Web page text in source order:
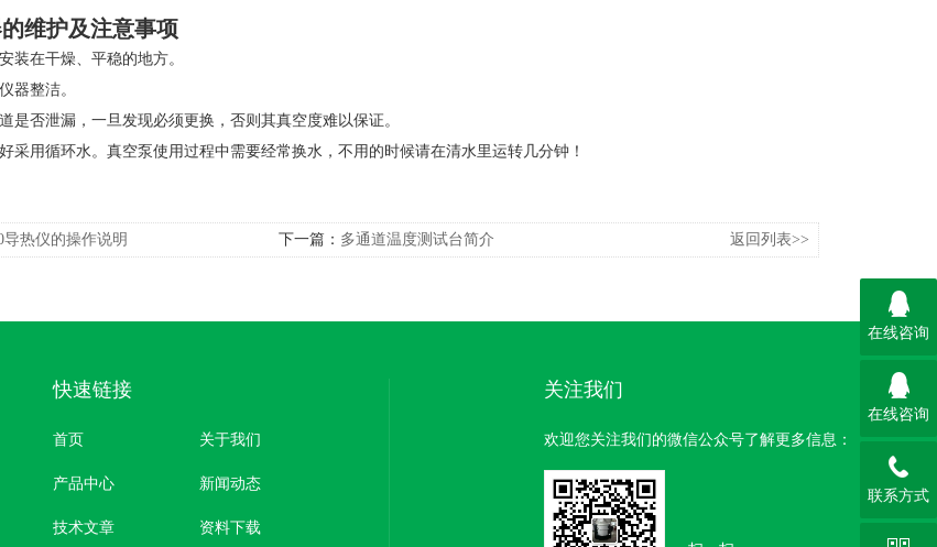
维护及注意事项
装在干燥、平稳的地方。
器整洁。
是否泄漏，一旦发现必须更换，否则其真空度难以保证。
采用循环水。真空泵使用过程中需要经常换水，不用的时候请在清水里运转几分钟！
导热仪的操作说明 下一篇： 多通道温度测试台简介 返回列表>>
快速链接
首页 关于我们
产品中心 新闻动态
技术文章 资料下载
关注我们
欢迎您关注我们的微信公众号了解更多信息：
在线咨询
在线咨询
联系方式